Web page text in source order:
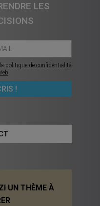
LES
politique de confidentialité
.
UN THÈME À